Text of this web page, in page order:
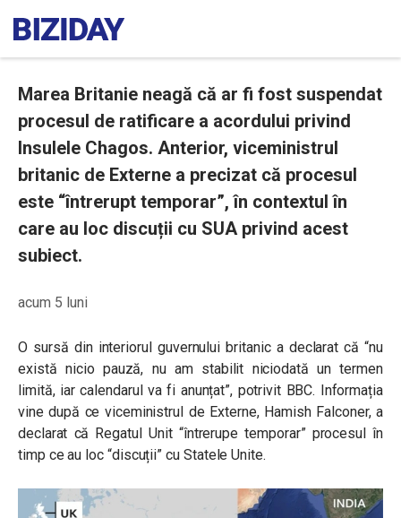
Marea Britanie neagă că ar fi fost suspendat
procesul de ratificare a acordului privind
Insulele Chagos. Anterior, viceministrul
britanic de Externe a precizat că procesul
este “întrerupt temporar”, în contextul în
care au loc discuții cu SUA privind acest
subiect.
acum 5 luni
O sursă din interiorul guvernului britanic a declarat că “nu
există nicio pauză, nu am stabilit niciodată un termen
limită, iar calendarul va fi anunțat”, potrivit BBC. Informația
vine după ce viceministrul de Externe, Hamish Falconer, a
declarat că Regatul Unit “întrerupe temporar” procesul în
timp ce au loc “discuții” cu Statele Unite.